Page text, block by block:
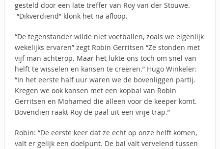
gesteld door een late treffer van Roy van der Stouwe.
“Dikverdiend” klonk het na afloop.
“De tegenstander wilde niet voetballen, zoals we eigenlijk
wekelijks ervaren” zegt Robin Gerritsen “Ze stonden met
vijf man achterop. Maar het lukte ons toch om snel van
helft te wisselen en kansen te creëren.” Hugo Winkeler:
“In het eerste half uur waren we de bovenliggen partij.
Kregen we ook kansen met een kopbal van Robin
Gerritsen en Mohamed die alleen voor de keeper komt.
Bovendien raakt Roy de paal uit een vrije trap.”
Robin: “De eerste keer dat ze echt op onze helft komen,
valt er gelijk een doelpunt. De bal valt vervelend tussen